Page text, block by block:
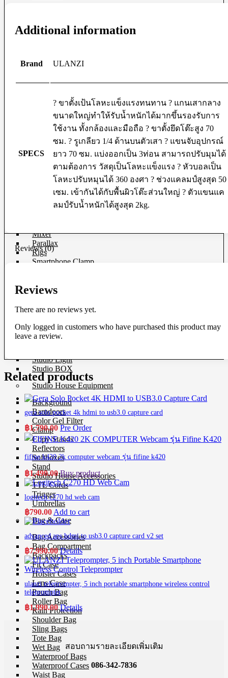
Film 35 MM.
Darkroom Equipment
Video Making Gear
Action Camera Accessories
Pole & Boompole
Connector Cable
Control Cable
Dollies
Drone Accessories
Gimbals & Accessories
Headphone
Live Streaming Device
Matte Boxes & Accessories
MIC Cable
Mixer
Parallax
Rigs
Smartphone Clamp
Windbuster & Wind Screen
Flash & Light
Continue Light
Flash
Studio Light
Studio BOX
Studio House Equipment
Background
Barndoors
Color Gel Filter
Clamp
Copy Stands
Reflectors
Softboxes
Stand
Studio House Accessories
TTL Cords
Trigger
Umbrellas
Bag & Case
Bag Accessories
Bag Compartment
Backpacks
Fit Case
Holster Cases
Lens Case
Pouch Bag
Roller Bag
Rain Protection
Shoulder Bag
Sling Bags
Tote Bag
Wet Bag
Waterproof Bags
Waterproof Cases
Waist Bag
Additional information
Brand ULANZI
SPECS
? ขาตั้งเป้นโลหะแข็งแรงทนทาน ? แกนเสากลาง
ขนาดใหญ่ทำให้รับน้ำหนักได้มากขึ้นรองรับการ
ใช้งาน ทั้งกล้องและมือถือ ? ขาตั้งยึดโต๊ะสูง 70
ซม. ? รูเกลียว 1/4 ด้านบนตัวเสา ? แขนจับอุปกรณ์
ยาว 70 ซม. แบ่งออกเป็น 3ท่อน สามารถปรับมุมได้
ตามต้องการ วัสดุเป็นโลหะแข็งแรง ? หัวบอลเป็น
โลหะปรับหมุนได้ 360 องศา ? ช่วงแคลมป์สูงสุด 50
เซม. เข้ากันได้กับพื้นผิวโต๊ะส่วนใหญ่ ? ตัวแขนแค
ลมป์รับน้ำหนักได้สูงสุด 2kg.
Reviews (0)
Reviews
There are no reviews yet.
Only logged in customers who have purchased this product may
leave a review.
Related products
gera solo pocket 4k hdmi to usb3.0 capture card
฿1,790.00 Pre Order
fifine k420 2k computer webcam รุ่น fifine k420
฿1,490.00 Buy product
logitech c270 hd web cam
฿790.00 Add to cart
advanced aps hdmi to usb3.0 capture card v2 set
฿7,990.00 Details
ulanzi teleprompter, 5 inch portable smartphone wireless control
teleprompter
฿1,990.00 Details
สอบถามรายละเอียดเพิ่มเติม
086-342-7836